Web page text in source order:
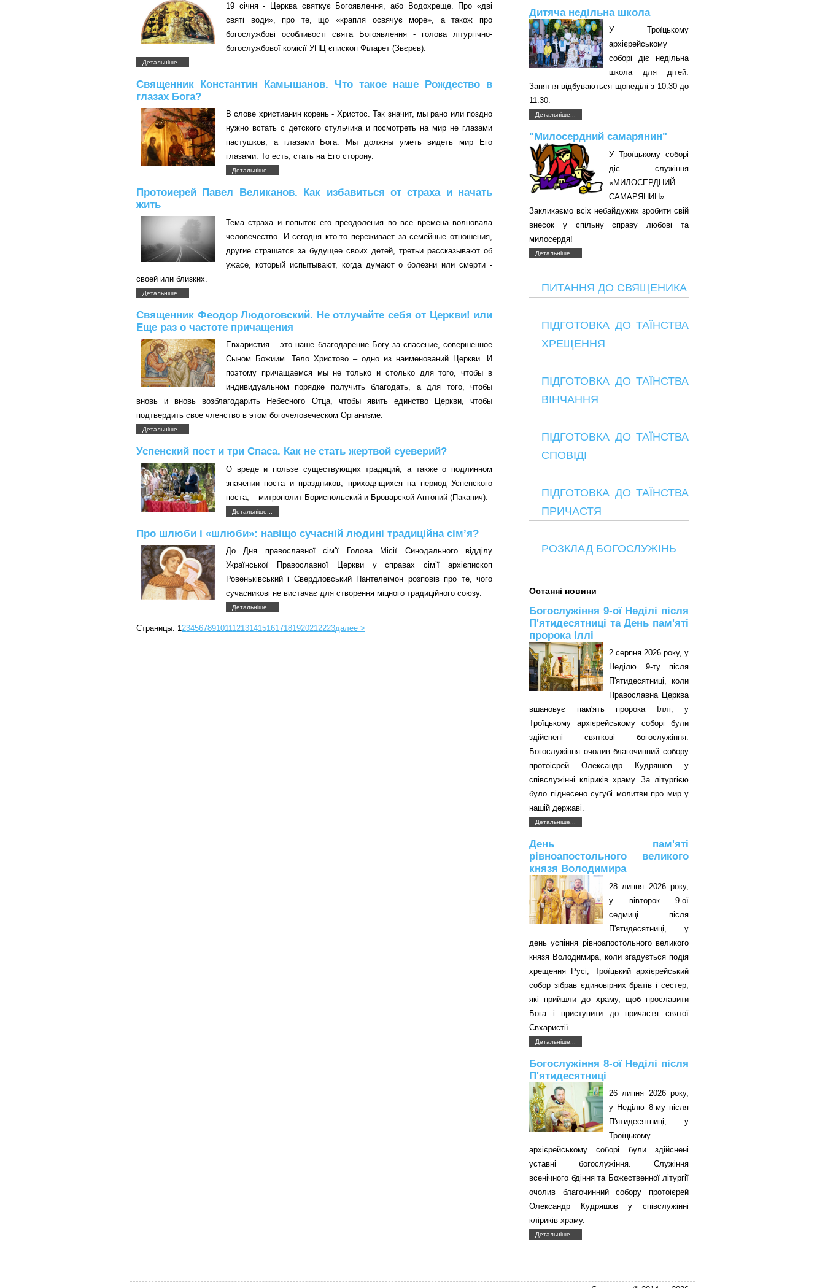
19 січня - Церква святкує Богоявлення, або Водохреще. Про «дві
святі води», про те, що «крапля освячує море», а також про
богослужбові особливості свята Богоявлення - голова літургічно-
богослужбової комісії УПЦ єпископ Філарет (Звєрєв).
Детальніше...
Священник Константин Камышанов. Что такое наше Рождество в
глазах Бога?
В слове христианин корень - Христос. Так значит, мы рано или поздно
нужно встать с детского стульчика и посмотреть на мир не глазами
пастушков, а глазами Бога. Мы должны уметь видеть мир Его
глазами. То есть, стать на Его сторону.
Детальніше...
Протоиерей Павел Великанов. Как избавиться от страха и начать
жить
Тема страха и попыток его преодоления во все времена волновала
человечество. И сегодня кто-то переживает за семейные отношения,
другие страшатся за будущее своих детей, третьи рассказывают об
ужасе, который испытывают, когда думают о болезни или смерти -
своей или близких.
Детальніше...
Священник Феодор Людоговский. Не отлучайте себя от Церкви! или
Еще раз о частоте причащения
Евхаристия – это наше благодарение Богу за спасение, совершенное
Сыном Божиим. Тело Христово – одно из наименований Церкви. И
поэтому причащаемся мы не только и столько для того, чтобы в
индивидуальном порядке получить благодать, а для того, чтобы
вновь и вновь возблагодарить Небесного Отца, чтобы явить единство Церкви, чтобы
подтвердить свое членство в этом богочеловеческом Организме.
Детальніше...
Успенский пост и три Спаса. Как не стать жертвой суеверий?
О вреде и пользе существующих традиций, а также о подлинном
значении поста и праздников, приходящихся на период Успенского
поста, – митрополит Бориспольский и Броварской Антоний (Паканич).
Детальніше...
Про шлюби і «шлюби»: навіщо сучасній людині традиційна сім’я?
До Дня православної сім’ї Голова Місії Синодального відділу
Української Православної Церкви у справах сім’ї архієпископ
Ровеньківський і Свердловський Пантелеімон розповів про те, чого
сучасникові не вистачає для створення міцного традиційного союзу.
Детальніше...
Страницы: 1234567891011121314151617181920212223далее >
Дитяча недільна школа
У Троїцькому
архієрейському
соборі діє недільна
школа для дітей.
Заняття відбуваються щонеділі з 10:30 до
11:30.
Детальніше...
"Милосердний самарянин"
У Троїцькому соборі
діє служіння
«МИЛОСЕРДНИЙ
САМАРЯНИН».
Закликаємо всіх небайдужих зробити свій
внесок у спільну справу любові та
милосердя!
Детальніше...
ПИТАННЯ ДО СВЯЩЕНИКА
ПІДГОТОВКА ДО ТАЇНСТВА
ХРЕЩЕННЯ
ПІДГОТОВКА ДО ТАЇНСТВА
ВІНЧАННЯ
ПІДГОТОВКА ДО ТАЇНСТВА
СПОВІДІ
ПІДГОТОВКА ДО ТАЇНСТВА
ПРИЧАСТЯ
РОЗКЛАД БОГОСЛУЖІНЬ
Останні новини
Богослужіння 9-ої Неділі після
П'ятидесятниці та День пам'яті
пророка Іллі
2 серпня 2026 року, у
Неділю 9-ту після
П'ятидесятниці, коли
Православна Церква
вшановує пам'ять пророка Іллі, у
Троїцькому архієрейському соборі були
здійснені святкові богослужіння.
Богослужіння очолив благочинний собору
протоієрей Олександр Кудряшов у
співслужінні кліриків храму. За літургією
було піднесено сугубі молитви про мир у
нашій державі.
Детальніше...
День пам'яті
рівноапостольного великого
князя Володимира
28 липня 2026 року,
у вівторок 9-ої
седмиці після
П'ятидесятниці, у
день успіння рівноапостольного великого
князя Володимира, коли згадується подія
хрещення Русі, Троїцький архієрейський
собор зібрав єдиновірних братів і сестер,
які прийшли до храму, щоб прославити
Бога і приступити до причастя святої
Євхаристії.
Детальніше...
Богослужіння 8-ої Неділі після
П'ятидесятниці
26 липня 2026 року,
у Неділю 8-му після
П'ятидесятниці, у
Троїцькому
архієрейському соборі були здійснені
уставні богослужіння. Служіння
всенічного бдіння та Божественної літургії
очолив благочинний собору протоієрей
Олександр Кудряшов у співслужінні
кліриків храму.
Детальніше...